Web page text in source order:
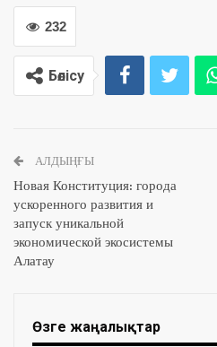
232
Бөлісу
АЛДЫҢҒЫ
Новая Конституция: города
ускоренного развития и
запуск уникальной
экономической экосистемы
Алатау
Өзге жаңалықтар